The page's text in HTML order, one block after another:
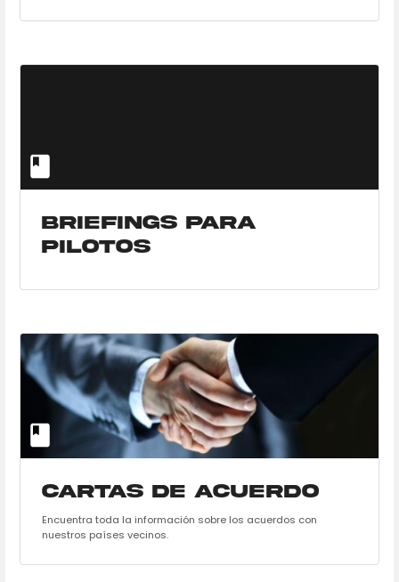
Briefings para
pilotos
Cartas de Acuerdo
Encuentra toda la información sobre los acuerdos con
nuestros países vecinos.